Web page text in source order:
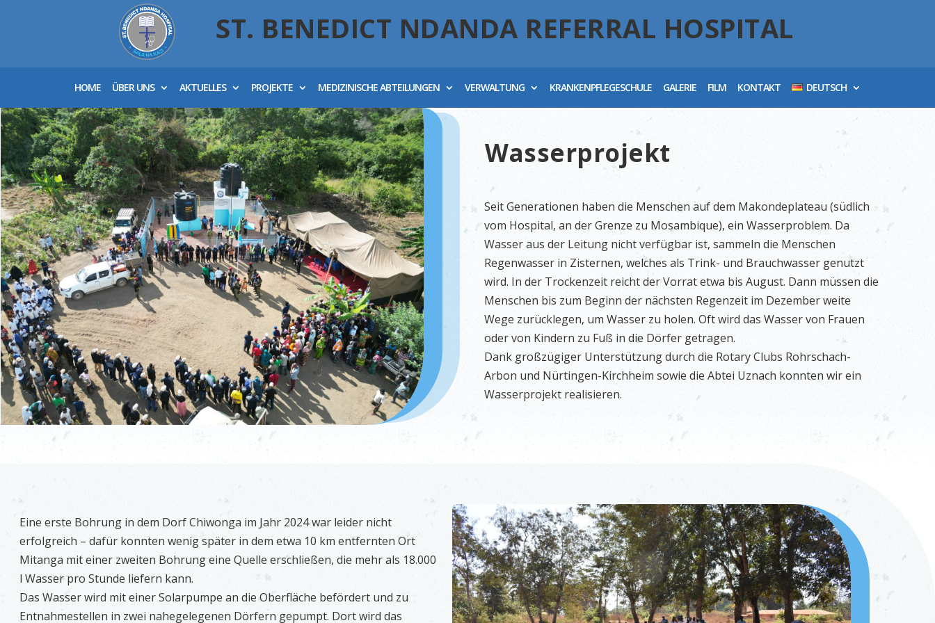
ST. BENEDICT NDANDA REFERRAL HOSPITAL
HOME ÜBER UNS AKTUELLES PROJEKTE MEDIZINISCHE ABTEILUNGEN VERWALTUNG KRANKENPFLEGESCHULE GALERIE FILM KONTAKT DEUTSCH
Wasserprojekt
Seit Generationen haben die Menschen auf dem Makondeplateau (südlich
vom Hospital, an der Grenze zu Mosambique), ein Wasserproblem. Da
Wasser aus der Leitung nicht verfügbar ist, sammeln die Menschen
Regenwasser in Zisternen, welches als Trink- und Brauchwasser genutzt
wird. In der Trockenzeit reicht der Vorrat etwa bis August. Dann müssen die
Menschen bis zum Beginn der nächsten Regenzeit im Dezember weite
Wege zurücklegen, um Wasser zu holen. Oft wird das Wasser von Frauen
oder von Kindern zu Fuß in die Dörfer getragen.
Dank großzügiger Unterstützung durch die Rotary Clubs Rohrschach-
Arbon und Nürtingen-Kirchheim sowie die Abtei Uznach konnten wir ein
Wasserprojekt realisieren.
Eine erste Bohrung in dem Dorf Chiwonga im Jahr 2024 war leider nicht
erfolgreich – dafür konnten wenig später in dem etwa 10 km entfernten Ort
Mitanga mit einer zweiten Bohrung eine Quelle erschließen, die mehr als 18.000
l Wasser pro Stunde liefern kann.
Das Wasser wird mit einer Solarpumpe an die Oberfläche befördert und zu
Entnahmestellen in zwei nahegelegenen Dörfern gepumpt. Dort wird das